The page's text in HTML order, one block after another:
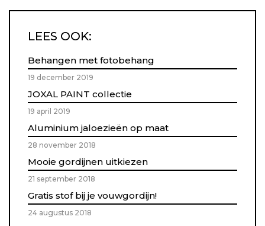
LEES OOK:
Behangen met fotobehang
19 december 2019
JOXAL PAINT collectie
19 april 2019
Aluminium jaloezieën op maat
28 november 2018
Mooie gordijnen uitkiezen
21 september 2018
Gratis stof bij je vouwgordijn!
24 augustus 2018